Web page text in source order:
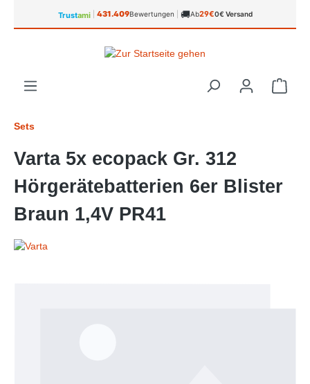
springenTrustami 431.409Bewertungen 🚚Ab29€0€ Versand
Sets
Varta 5x ecopack Gr. 312
Hörgerätebatterien 6er Blister
Braun 1,4V PR41